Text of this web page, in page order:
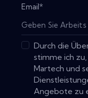
Email*
Durch die
stimme ich
Martech und
Angebote zu